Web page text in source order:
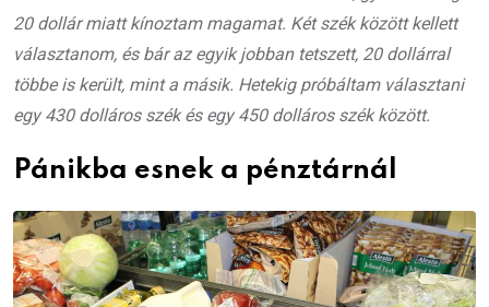
20 dollár miatt kínoztam magamat. Két szék között kellett
választanom, és bár az egyik jobban tetszett, 20 dollárral
többe is került, mint a másik. Hetekig próbáltam választani
egy 430 dolláros szék és egy 450 dolláros szék között.
Pánikba esnek a pénztárnál